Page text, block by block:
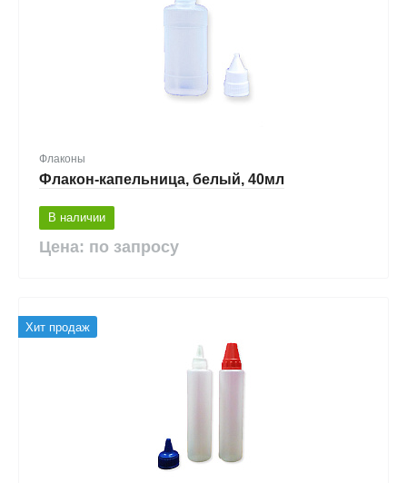
Флаконы
Флакон-капельница, белый, 40мл
В наличии
Цена: по запросу
Хит продаж